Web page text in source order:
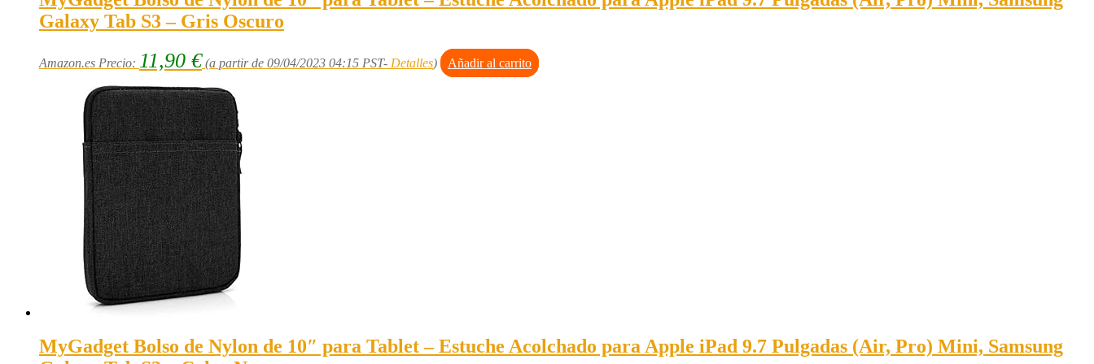
Galaxy Tab S3 – Gris Oscuro
Amazon.es Precio: 11,90 € (a partir de 09/04/2023 04:15 PST- Detalles) Añadir al carrito
MyGadget Bolso de Nylon de 10″ para Tablet – Estuche Acolchado para Apple iPad 9.7 Pulgadas (Air, Pro) Mini, Samsung